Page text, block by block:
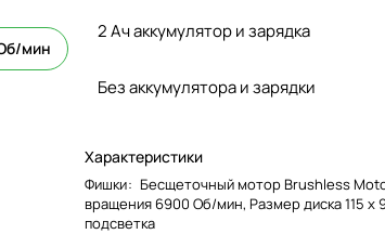
мин
2 Ач аккумулятор и зарядка
Без аккумулятора и зарядки
Характеристики
Фишки: Бесщеточный мотор Brushless
вращения 6900 Об/мин, Размер диска 115 х
подсветка